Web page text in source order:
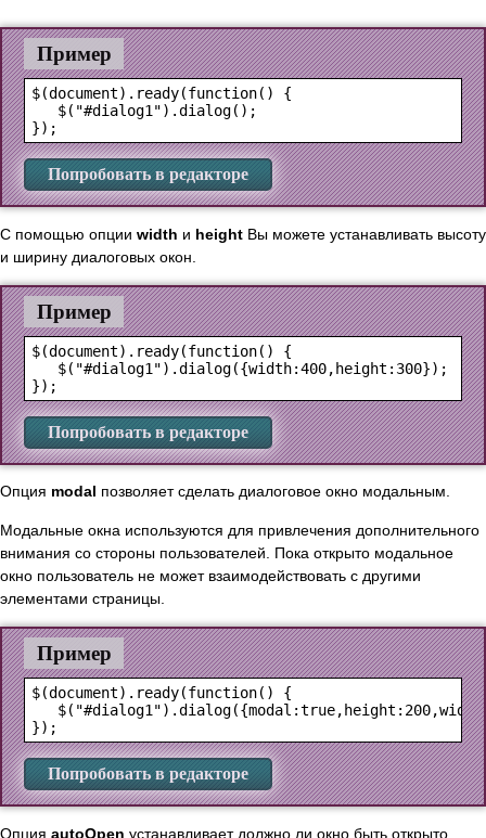
Пример
$(document).ready(function() {
   $("#dialog1").dialog();
Попробовать в редакторе
С помощью опции width и height Вы можете устанавливать высоту
и ширину диалоговых окон.
Пример
$(document).ready(function() {
   $("#dialog1").dialog({width:400,height:300});
Попробовать в редакторе
Опция modal позволяет сделать диалоговое окно модальным.
Модальные окна используются для привлечения дополнительного
внимания со стороны пользователей. Пока открыто модальное
окно пользователь не может взаимодействовать с другими
элементами страницы.
Пример
$(document).ready(function() {
Попробовать в редакторе
Опция autoOpen устанавливает должно ли окно быть открыто